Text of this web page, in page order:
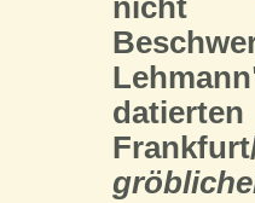
nicht